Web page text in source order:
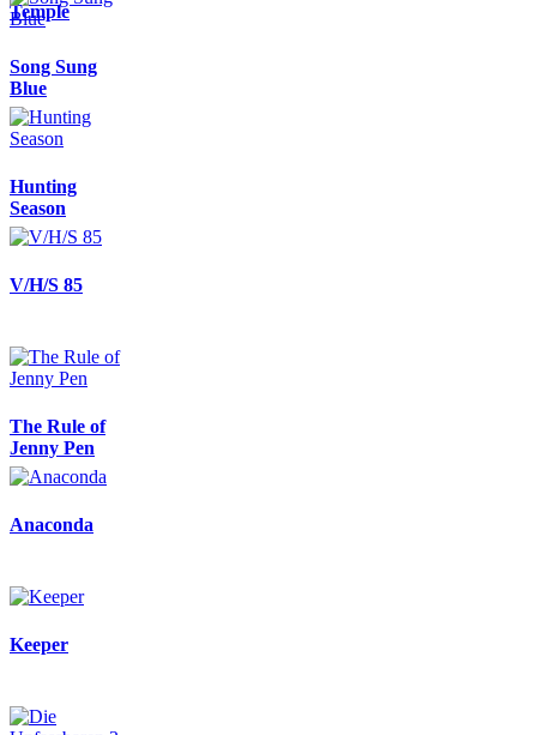
Temple
Song Sung
Blue
Hunting
Season
V/H/S 85
The Rule of
Jenny Pen
Anaconda
Keeper